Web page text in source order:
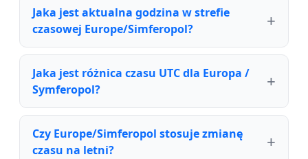
Jaka jest aktualna godzina w strefie
czasowej Europe/Simferopol?
Jaka jest różnica czasu UTC dla Europa /
Symferopol?
Czy Europe/Simferopol stosuje zmianę
czasu na letni?